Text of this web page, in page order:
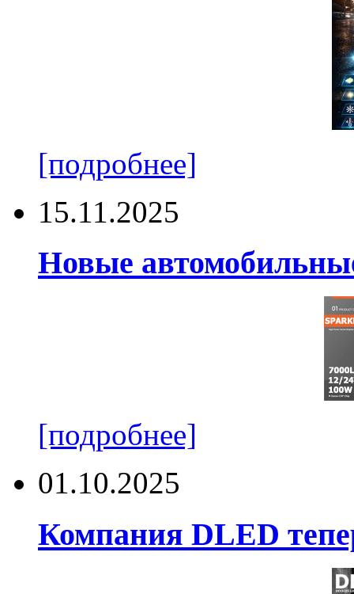
[подробнее]
15.11.2025
Новые
[подробнее]
01.10.2025
Компания DLED